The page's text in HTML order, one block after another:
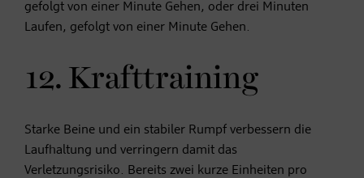
gefolgt von einer Minute Gehen, oder drei Minuten
Laufen, gefolgt von einer Minute Gehen.
12. Krafttraining
Starke Beine und ein stabiler Rumpf verbessern die
Laufhaltung und verringern damit das
Verletzungsrisiko. Bereits zwei kurze Einheiten pro